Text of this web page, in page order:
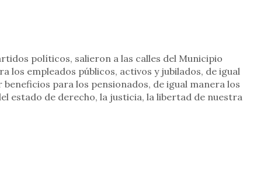
políticos, salieron a las calles del Municipio
los empleados públicos, activos y jubilados, de igual
para los pensionados, de igual manera los
estado de derecho, la justicia, la libertad de nuestra